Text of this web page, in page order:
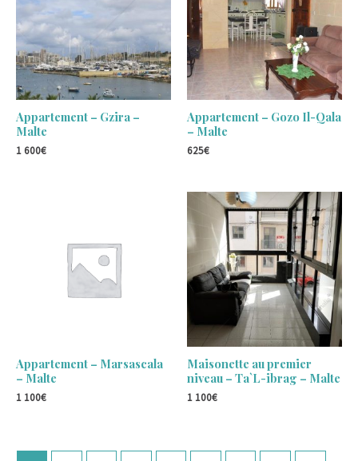
Appartement – Gzira –
Malte
1 600€
Appartement – Gozo Il-Qala
– Malte
625€
Appartement – Marsascala
– Malte
1 100€
Maisonette au premier
niveau – Ta`L-ibrag – Malte
1 100€